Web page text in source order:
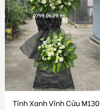
Tĩnh Xanh Vĩnh Cửu M130